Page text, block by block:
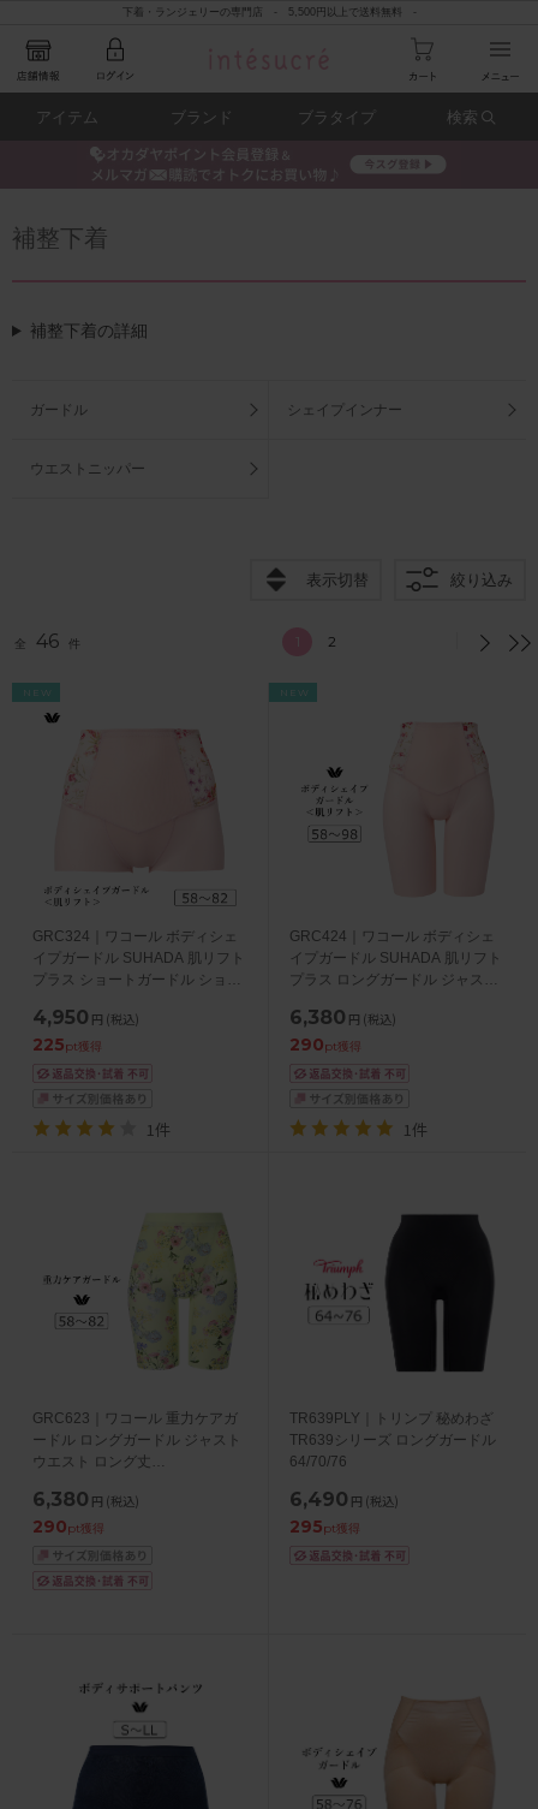
下着・ランジェリーの専門店 - 5,500円以上で送料無料 -
アイテム ブランド ブラタイプ 検索
補整下着
補整下着の詳細
ガードル シェイプインナー
ウエストニッパー
表示切替 絞り込み
全 46 件 1 2
NEW
GRC324｜ワコール ボディシェ
イプガードル SUHADA 肌リフト
プラス ショートガードル ショー
58/64/70/76/82
4,950 円 (税込)
225pt獲得
1件
NEW
GRC424｜ワコール ボディシェ
イプガードル SUHADA 肌リフト
プラス ロングガードル ジャスト
58/64/70/76/82/90/98
6,380 円 (税込)
290pt獲得
1件
GRC623｜ワコール 重力ケアガ
ードル ロングガードル ジャスト
ウエスト ロング丈
6,380 円 (税込)
290pt獲得
TR639PLY｜トリンプ 秘めわざ
TR639シリーズ ロングガードル
64/70/76
6,490 円 (税込)
295pt獲得